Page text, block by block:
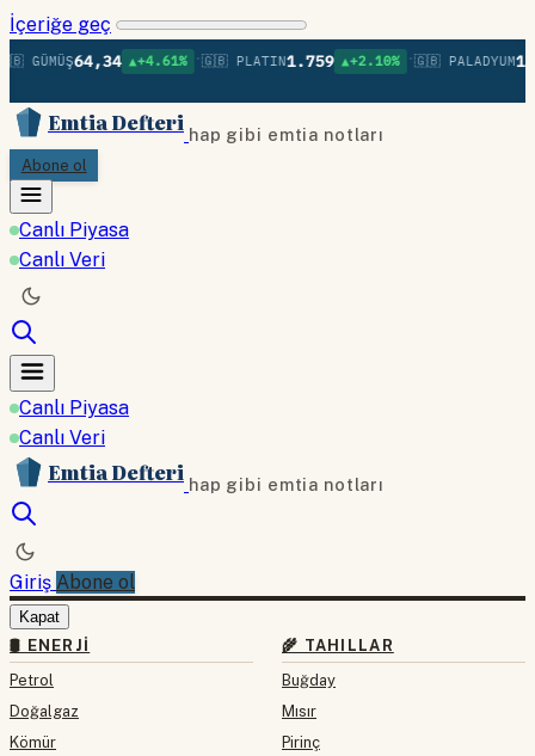
İçeriğe geç
GÜMÜŞ64,34 ▲+4.61% •🇬🇧 PLATIN1.759 ▲+2.10% •🇬🇧 PALADYUM
Emtia Defteri hap gibi emtia notları
Abone ol
Canlı Piyasa
Canlı Veri
Canlı Piyasa
Canlı Veri
Emtia Defteri hap gibi emtia notları
Giriş Abone ol
Kapat
🛢 ENERJI
Petrol
Doğalgaz
Kömür
🌾 TAHILLAR
Buğday
Mısır
Pirinç